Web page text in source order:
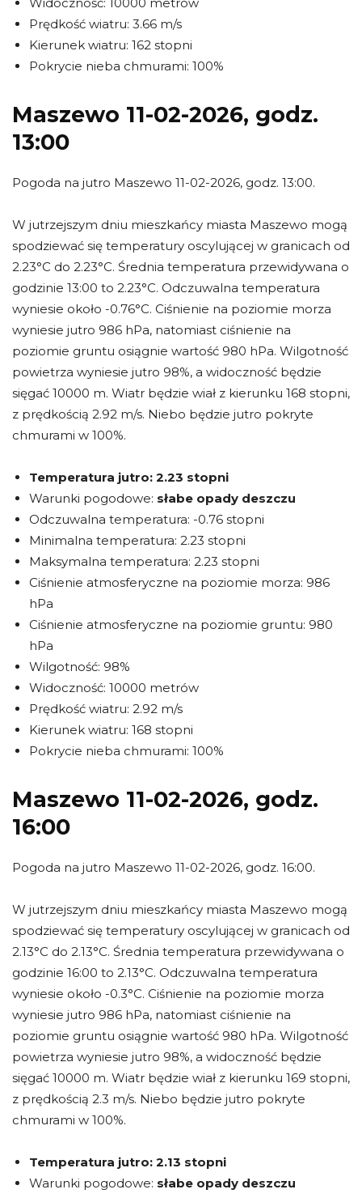
Prędkość wiatru: 3.66 m/s
Kierunek wiatru: 162 stopni
Pokrycie nieba chmurami: 100%
Maszewo 11-02-2026, godz.
13:00
Pogoda na jutro Maszewo 11-02-2026, godz. 13:00.
W jutrzejszym dniu mieszkańcy miasta Maszewo mogą
spodziewać się temperatury oscylującej w granicach od
2.23°C do 2.23°C. Średnia temperatura przewidywana o
godzinie 13:00 to 2.23°C. Odczuwalna temperatura
wyniesie około -0.76°C. Ciśnienie na poziomie morza
wyniesie jutro 986 hPa, natomiast ciśnienie na
poziomie gruntu osiągnie wartość 980 hPa. Wilgotność
powietrza wyniesie jutro 98%, a widoczność będzie
sięgać 10000 m. Wiatr będzie wiał z kierunku 168 stopni,
z prędkością 2.92 m/s. Niebo będzie jutro pokryte
chmurami w 100%.
Temperatura jutro: 2.23 stopni
Warunki pogodowe: słabe opady deszczu
Odczuwalna temperatura: -0.76 stopni
Minimalna temperatura: 2.23 stopni
Maksymalna temperatura: 2.23 stopni
Ciśnienie atmosferyczne na poziomie morza: 986
hPa
Ciśnienie atmosferyczne na poziomie gruntu: 980
hPa
Wilgotność: 98%
Widoczność: 10000 metrów
Prędkość wiatru: 2.92 m/s
Kierunek wiatru: 168 stopni
Pokrycie nieba chmurami: 100%
Maszewo 11-02-2026, godz.
16:00
Pogoda na jutro Maszewo 11-02-2026, godz. 16:00.
W jutrzejszym dniu mieszkańcy miasta Maszewo mogą
spodziewać się temperatury oscylującej w granicach od
2.13°C do 2.13°C. Średnia temperatura przewidywana o
godzinie 16:00 to 2.13°C. Odczuwalna temperatura
wyniesie około -0.3°C. Ciśnienie na poziomie morza
wyniesie jutro 986 hPa, natomiast ciśnienie na
poziomie gruntu osiągnie wartość 980 hPa. Wilgotność
powietrza wyniesie jutro 98%, a widoczność będzie
sięgać 10000 m. Wiatr będzie wiał z kierunku 169 stopni,
z prędkością 2.3 m/s. Niebo będzie jutro pokryte
chmurami w 100%.
Temperatura jutro: 2.13 stopni
Warunki pogodowe: słabe opady deszczu